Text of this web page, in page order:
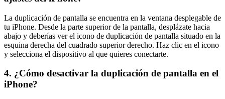
La duplicación de pantalla se encuentra en la ventana desplegable de
tu iPhone. Desde la parte superior de la pantalla, desplázate hacia
abajo y deberías ver el icono de duplicación de pantalla situado en la
esquina derecha del cuadrado superior derecho. Haz clic en el icono
y selecciona el dispositivo al que quieres conectarte.
4. ¿Cómo desactivar la duplicación de pantalla en el
iPhone?